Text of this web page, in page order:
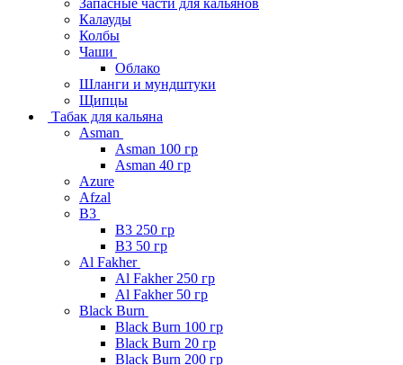
Калауды
Колбы
Чаши
Облако
Шланги и мундштуки
Щипцы
Табак для кальяна
Asman
Asman 100 гр
Asman 40 гр
Azure
Afzal
B3
B3 250 гр
B3 50 гр
Al Fakher
Al Fakher 250 гр
Al Fakher 50 гр
Black Burn
Black Burn 100 гр
Black Burn 20 гр
Black Burn 200 гр